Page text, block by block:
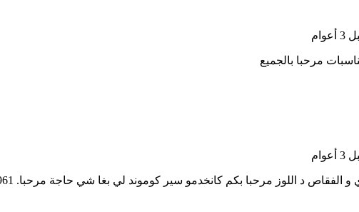
مرحبا بالجميع
د اللوز مرحبا بكم كانخدمو سير كوموند لي بغا شي حاجة مرحبا. 0695428961